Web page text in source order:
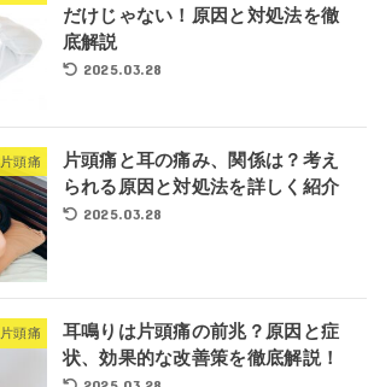
だけじゃない！原因と対処法を徹
底解説
2025.03.28
片頭痛
片頭痛と耳の痛み、関係は？考え
られる原因と対処法を詳しく紹介
2025.03.28
片頭痛
耳鳴りは片頭痛の前兆？原因と症
状、効果的な改善策を徹底解説！